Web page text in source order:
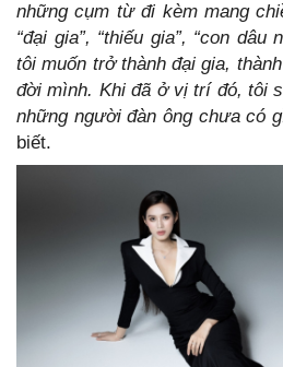
những cụm từ đi kèm mang
“đại gia”, “thiếu gia”, “con dâu
tôi muốn trở thành đại gia,
đời mình. Khi đã ở vị trí đó, tôi
những người đàn ông chưa có
biết.